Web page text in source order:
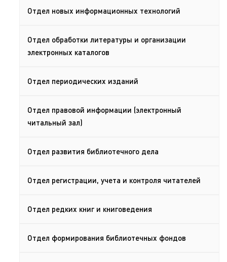
Отдел новых информационных технологий
Отдел обработки литературы и организации
электронных каталогов
Отдел периодических изданий
Отдел правовой информации (электронный
читальный зал)
Отдел развития библиотечного дела
Отдел регистрации, учета и контроля читателей
Отдел редких книг и книговедения
Отдел формирования библиотечных фондов